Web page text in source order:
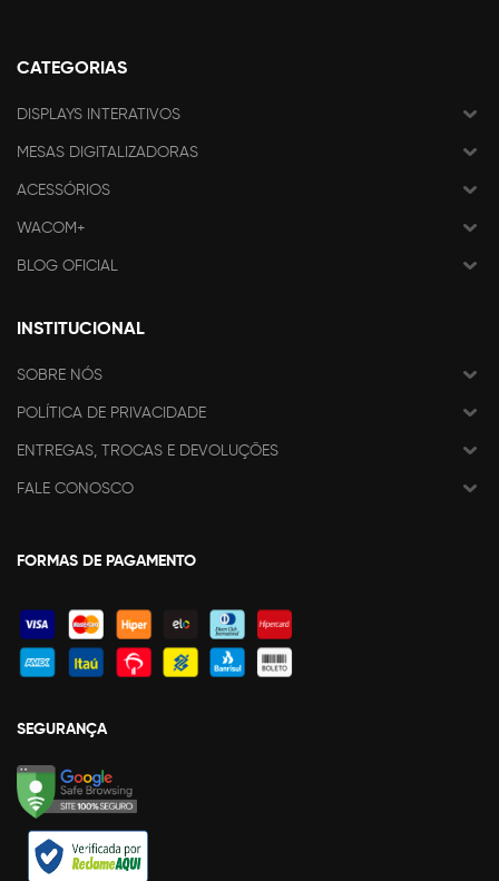
CATEGORIAS
DISPLAYS INTERATIVOS
MESAS DIGITALIZADORAS
ACESSÓRIOS
WACOM+
BLOG OFICIAL
INSTITUCIONAL
SOBRE NÓS
POLÍTICA DE PRIVACIDADE
ENTREGAS, TROCAS E DEVOLUÇÕES
FALE CONOSCO
FORMAS DE PAGAMENTO
SEGURANÇA